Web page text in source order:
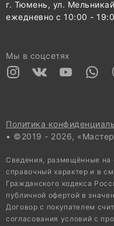
г. Тюмень, ул.
ежедневно с 10:00 -
Мы в соцсетях
Политика
• ©2019 - 2026,
Сведения, размещённые на
справочный характер и в
Гражданского кодекса
публичной офертой в
Договор с покупателем
согласования условий с